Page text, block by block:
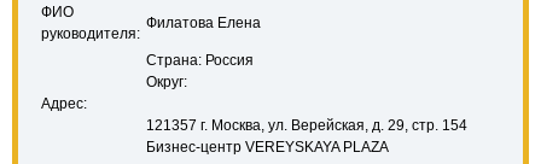
ФИО
руководителя:
Филатова Елена
Адрес:
Страна: Россия
Округ:
121357 г. Москва, ул. Верейская, д. 29, стр. 154
Бизнес-центр VEREYSKAYA PLAZA